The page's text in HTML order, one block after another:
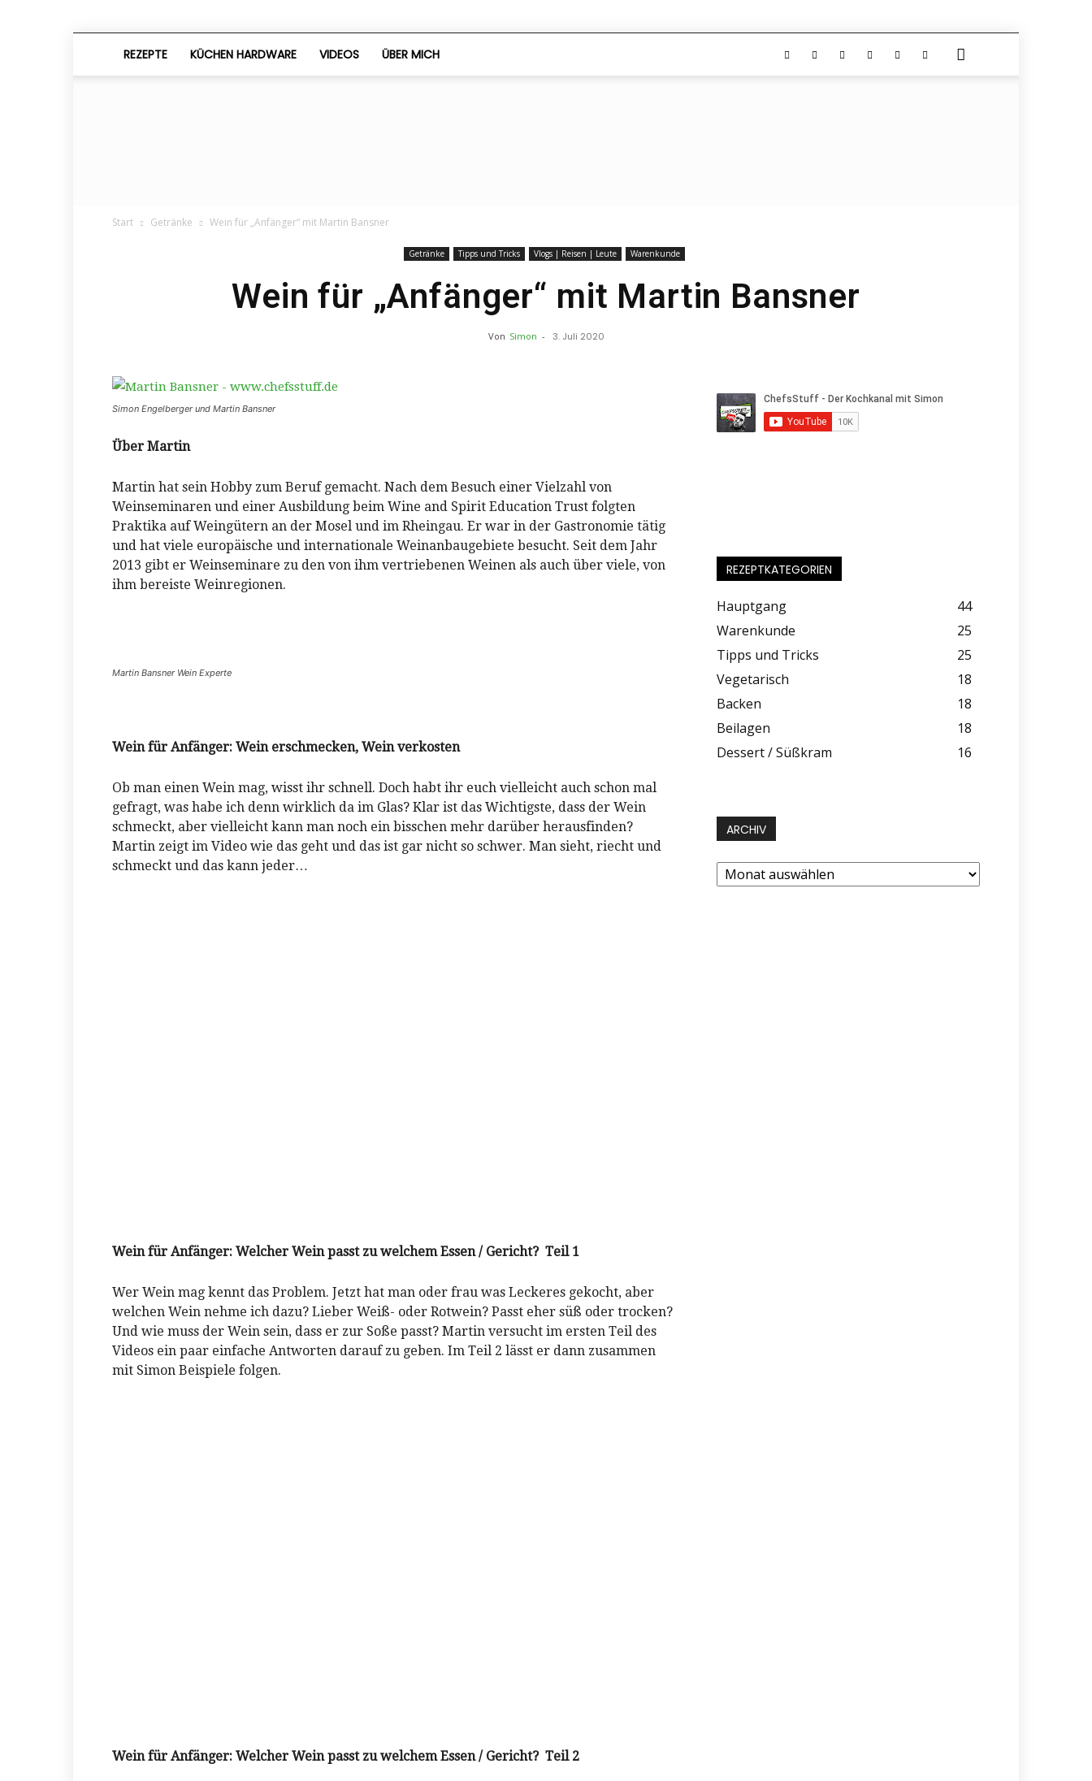
REZEPTE KÜCHEN HARDWARE VIDEOS ÜBER MICH
Start Getränke Wein für „Anfänger“ mit Martin Bansner
Getränke Tipps und Tricks Vlogs | Reisen | Leute Warenkunde
Wein für „Anfänger“ mit Martin Bansner
Von Simon - 3. Juli 2020
Simon Engelberger und Martin Bansner
Über Martin
Martin hat sein Hobby zum Beruf gemacht. Nach dem Besuch einer Vielzahl von
Weinseminaren und einer Ausbildung beim Wine and Spirit Education Trust folgten
Praktika auf Weingütern an der Mosel und im Rheingau. Er war in der Gastronomie tätig
und hat viele europäische und internationale Weinanbaugebiete besucht. Seit dem Jahr
2013 gibt er Weinseminare zu den von ihm vertriebenen Weinen als auch über viele, von
ihm bereiste Weinregionen.
Martin Bansner Wein Experte
Wein für Anfänger: Wein erschmecken, Wein verkosten
Ob man einen Wein mag, wisst ihr schnell. Doch habt ihr euch vielleicht auch schon mal
gefragt, was habe ich denn wirklich da im Glas? Klar ist das Wichtigste, dass der Wein
schmeckt, aber vielleicht kann man noch ein bisschen mehr darüber herausfinden?
Martin zeigt im Video wie das geht und das ist gar nicht so schwer. Man sieht, riecht und
schmeckt und das kann jeder…
Wein für Anfänger: Welcher Wein passt zu welchem Essen / Gericht? Teil 1
Wer Wein mag kennt das Problem. Jetzt hat man oder frau was Leckeres gekocht, aber
welchen Wein nehme ich dazu? Lieber Weiß- oder Rotwein? Passt eher süß oder trocken?
Und wie muss der Wein sein, dass er zur Soße passt? Martin versucht im ersten Teil des
Videos ein paar einfache Antworten darauf zu geben. Im Teil 2 lässt er dann zusammen
mit Simon Beispiele folgen.
Wein für Anfänger: Welcher Wein passt zu welchem Essen / Gericht? Teil 2
REZEPTKATEGORIEN
Hauptgang
44
Warenkunde
25
Tipps und Tricks
25
Vegetarisch
18
Backen
18
Beilagen
18
Dessert / Süßkram
16
ARCHIV
Archiv